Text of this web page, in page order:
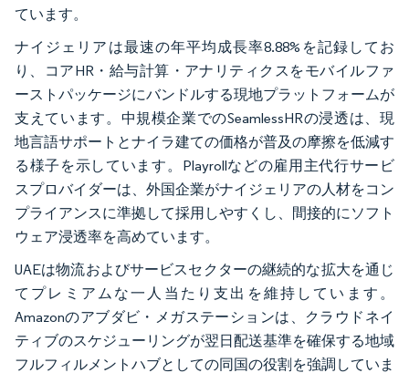
ています。
ナイジェリアは最速の年平均成長率8.88%を記録してお
り、コアHR・給与計算・アナリティクスをモバイルファ
ーストパッケージにバンドルする現地プラットフォームが
支えています。中規模企業でのSeamlessHRの浸透は、現
地言語サポートとナイラ建ての価格が普及の摩擦を低減す
る様子を示しています。Playrollなどの雇用主代行サービ
スプロバイダーは、外国企業がナイジェリアの人材をコン
プライアンスに準拠して採用しやすくし、間接的にソフト
ウェア浸透率を高めています。
UAEは物流およびサービスセクターの継続的な拡大を通じ
てプレミアムな一人当たり支出を維持しています。
Amazonのアブダビ・メガステーションは、クラウドネイ
ティブのスケジューリングが翌日配送基準を確保する地域
フルフィルメントハブとしての同国の役割を強調していま